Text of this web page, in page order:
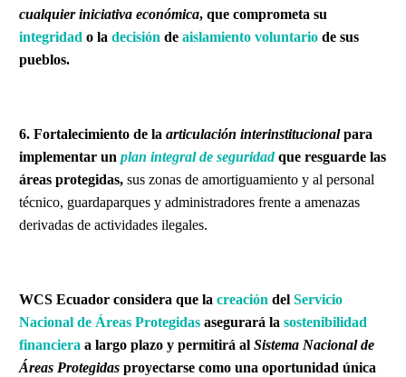
cualquier iniciativa económica, que comprometa su
integridad o la decisión de aislamiento voluntario de sus
pueblos.
6. Fortalecimiento de la articulación interinstitucionalpara
implementar un plan integral de seguridad que resguarde las
áreas protegidas, sus zonas de amortiguamiento y al personal
técnico, guardaparques y administradores frente a amenazas
derivadas de actividades ilegales.
WCS Ecuador considera que la creación del Servicio
Nacional de Áreas Protegidas asegurará la sostenibilidad
financiera a largo plazo y permitirá al Sistema Nacional de
Áreas Protegidas proyectarse como una oportunidad única